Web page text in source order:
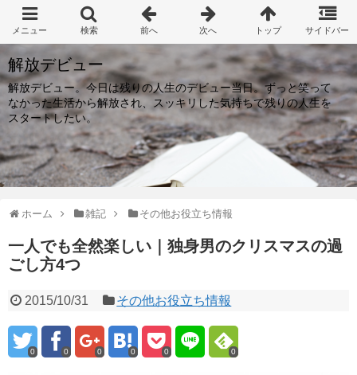
解放デビュー
解放デビュー。今日は残りの人生のデビュー当日。ずっと笑って
なかった生活から解放され、スッキリした気持ちで残りの人生を
スタートしたい。
ホーム 雑記 その他お役立ち情報
一人でも全然楽しい｜独身男のクリスマスの過
ごし方4つ
2015/10/31 その他お役立ち情報
0 0 0 0 0 0